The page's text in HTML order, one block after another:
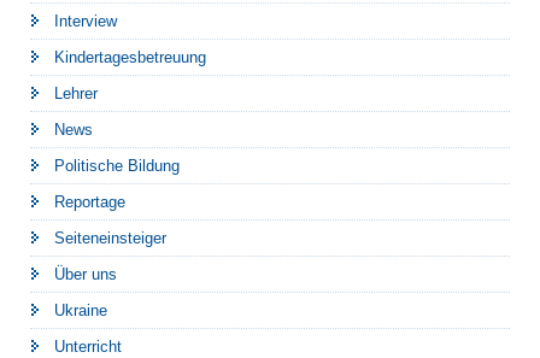
Interview
Kindertagesbetreuung
Lehrer
News
Politische Bildung
Reportage
Seiteneinsteiger
Über uns
Ukraine
Unterricht